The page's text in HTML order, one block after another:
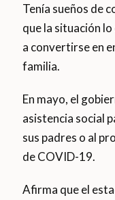
Tenía sueños de
que la situación
a convertirse en
familia.
En mayo, el
asistencia social
sus padres o al
de COVID-19.
Afirma que el